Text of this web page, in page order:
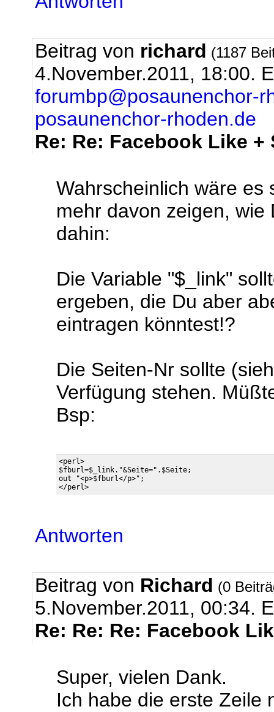
Beitrag von richard (1187
4.November.2011, 18:00.
forumbp@posaunenchor-
posaunenchor-rhoden.de
Re: Re: Facebook Like
Wahrscheinlich wäre es
mehr davon zeigen,
dahin:
Die Variable "$_link"
ergeben, die Du aber
eintragen könntest!?
Die Seiten-Nr sollte
Verfügung stehen.
Bsp:
<perl>
$fburl=$_link."&Seite=".$Seite;
out "<p>$fburl</p>";
Antworten
Beitrag von Richard (0
5.November.2011, 00:34.
Re: Re: Re: Facebook
Super, vielen Dank.
Ich habe die erste Zeile